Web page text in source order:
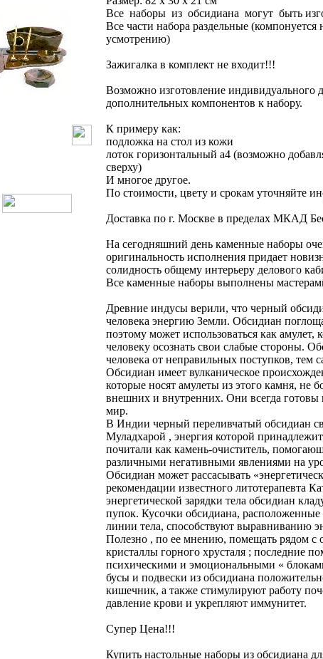
Все наборы из обсидиана могут быть
Все части набора раздельные
усмотрению)
Зажигалка в комплект не входит!!!
Возможно изготовление индивидуального
дополнительных компонентов к набору.
К примеру как:
подложка на стол из кожи
лоток горизонтальный а4 (возможно
сверху)
И многое другое.
По стоимости, цвету и срокам уточняйте
Доставка по г. Москве в пределах МКАД
На сегодняшний день каменные наборы
оригинальность исполнения придает
солидность общему интерьеру делового
Все каменные наборы выполнены
Древние индусы верили, что черный
человека энергию Земли. Обсидиан
поэтому может использоваться как амулет,
человеку осознать свои слабые стороны.
человека от неправильных поступков, тем
Обсидиан имеет вулканическое
которые носят амулеты из этого камня, не
внешних и внутренних. Они всегда готовы
мир.
В Индии черный переливчатый обсидиан
Муладхарой , энергия которой
почитали как камень-очиститель,
различными негативными явлениями на
Обсидиан может рассасывать
рекомендации известного литотерапевта
энергетической зарядки тела обсидиан
пупок. Кусочки обсидиана, расположенные
линии тела, способствуют выравниванию
Полезно , по ее мнению, помещать рядом с
кристаллы горного хрусталя ; последние
психическими и эмоциональными «
бусы и подвески из обсидиана
кишечник, а также стимулируют работу
давление крови и укрепляют иммунитет.
Супер Цена!!!
Купить настольные наборы из обсидиана